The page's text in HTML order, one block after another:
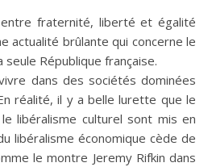
fraternité, liberté et égalité
actualité brûlante qui concerne le
République française.
dans des sociétés dominées
réalité, il y a belle lurette que le
libéralisme culturel sont mis en
libéralisme économique cède de
le montre Jeremy Rifkin dans